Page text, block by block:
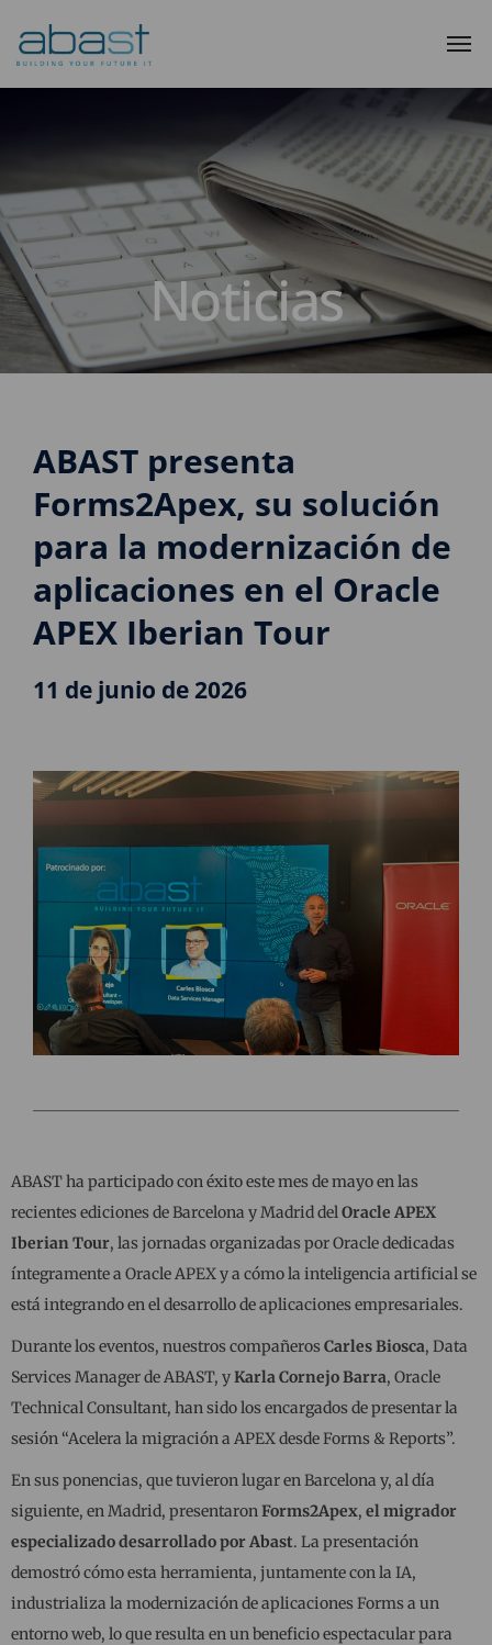
Noticias
ABAST presenta
Forms2Apex, su solución
para la modernización de
aplicaciones en el Oracle
APEX Iberian Tour
11 de junio de 2026
ABAST ha participado con éxito este mes de mayo en las
recientes ediciones de Barcelona y Madrid delOracle APEX
Iberian Tour, las jornadas organizadas por Oracle dedicadas
íntegramente a Oracle APEX y a cómo la inteligencia artificial se
está integrando en el desarrollo de aplicaciones empresariales.
Durante los eventos, nuestros compañeros Carles Biosca, Data
Services Manager de ABAST, yKarla Cornejo Barra, Oracle
Technical Consultant, han sido los encargados de presentar la
sesión “Acelera la migración a APEX desde Forms & Reports”.
En sus ponencias, que tuvieron lugar en Barcelona y, al día
siguiente, en Madrid, presentaronForms2Apex, el migrador
especializado desarrollado por Abast. La presentación
demostró cómo esta herramienta, juntamente con la IA,
industrializa la modernización de aplicaciones Forms a un
entorno web, lo que resulta en un beneficio espectacular para